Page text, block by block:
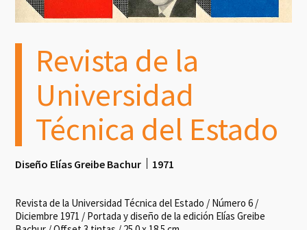
Revista de la
Universidad
Técnica del Estado
Diseño Elías Greibe Bachur 1971
Revista de la Universidad Técnica del Estado / Número 6 /
Diciembre 1971 / Portada y diseño de la edición Elías Greibe